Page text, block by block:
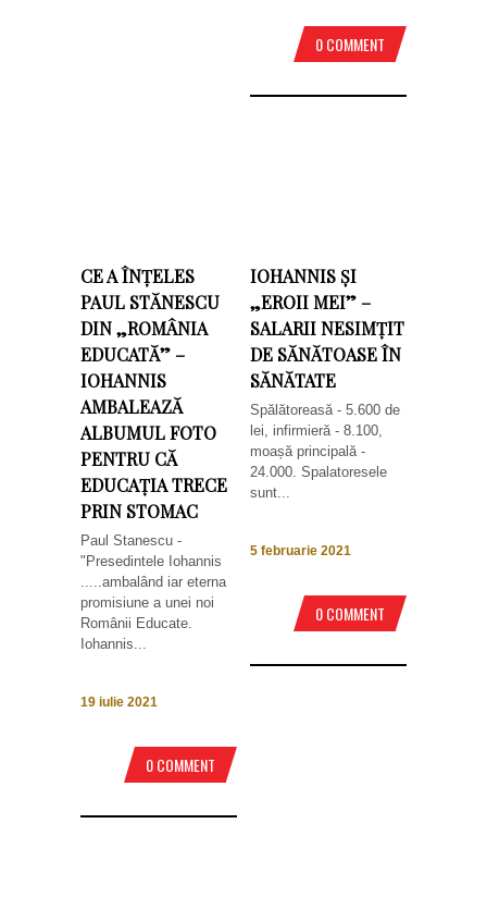
0 COMMENT
CE A ÎNȚELES
PAUL STĂNESCU
DIN „ROMÂNIA
EDUCATĂ” –
IOHANNIS
AMBALEAZĂ
ALBUMUL FOTO
PENTRU CĂ
EDUCAȚIA TRECE
PRIN STOMAC
Paul Stanescu -
"Presedintele Iohannis
.....ambalând iar eterna
promisiune a unei noi
Românii Educate.
Iohannis...
19 iulie 2021
0 COMMENT
IOHANNIS ȘI
„EROII MEI” –
SALARII NESIMȚIT
DE SĂNĂTOASE ÎN
SĂNĂTATE
Spălătoreasă - 5.600 de
lei, infirmieră - 8.100,
moașă principală -
24.000. Spalatoresele
sunt...
5 februarie 2021
0 COMMENT